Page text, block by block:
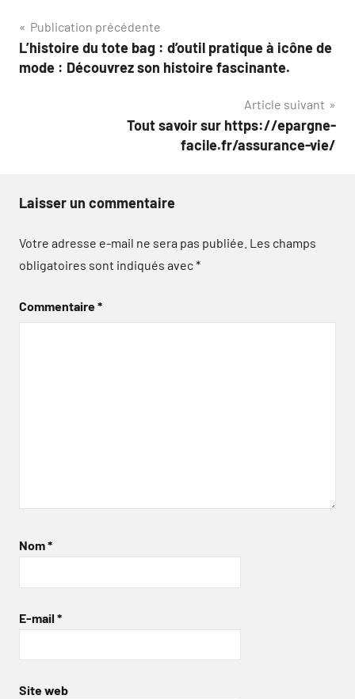
Navigation
de
Publication précédente
L’histoire du tote bag : d’outil pratique à icône de
mode : Découvrez son histoire fascinante.
Article suivant
Tout savoir sur https://epargne-
facile.fr/assurance-vie/
Laisser un commentaire
Votre adresse e-mail ne sera pas publiée. Les champs
obligatoires sont indiqués avec*
Commentaire*
Nom*
E-mail *
Site web